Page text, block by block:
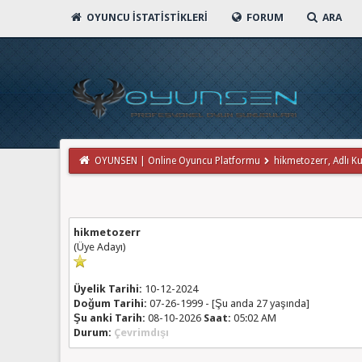
OYUNCU İSTATISTIKLERI FORUM ARA
OYUNSEN | Online Oyuncu Platformu hikmetozerr, Adlı
hikmetozerr
(Üye Adayı)
Üyelik Tarihi: 10-12-2024
Doğum Tarihi: 07-26-1999 - [Şu anda 27 yaşında]
Şu anki Tarih: 08-10-2026 Saat: 05:02 AM
Durum: Çevrimdışı